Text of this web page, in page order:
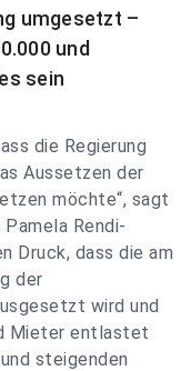
umgesetzt –
und
sein
die Regierung
Aussetzen der
möchte“, sagt
Rendi-
Druck, dass die am
der
wird und
Mieter entlastet
steigenden